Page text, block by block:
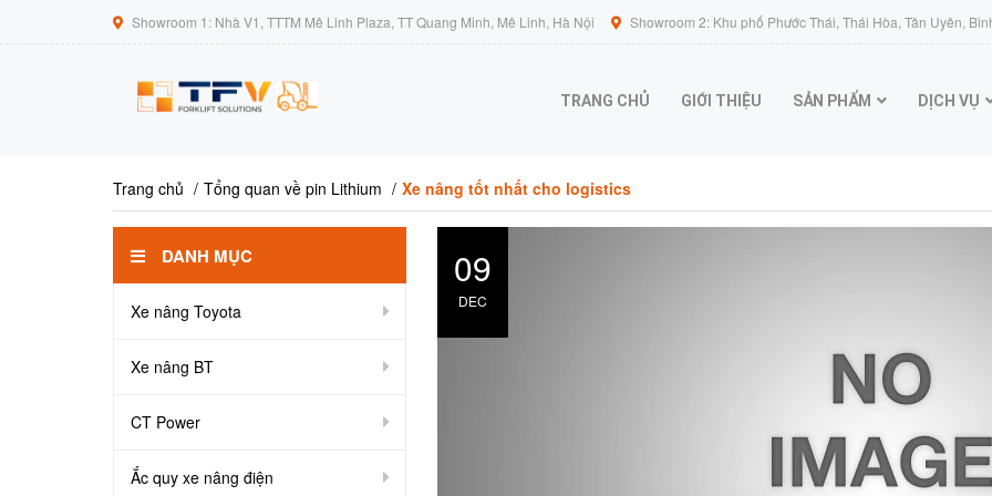
Showroom 1: Nhà V1, TTTM Mê Linh Plaza, TT Quang Minh, Mê Linh, Hà Nội Showroom 2: Khu phố Phước Thái, Thái Hòa, Tân Uyên,
TRANG CHỦ GIỚI THIỆU SẢN PHẨM DỊCH VỤ
Trang chủ Tổng quan về pin Lithium Xe nâng tốt nhất cho logistics
DANH MỤC
Xe nâng Toyota
Xe nâng BT
CT Power
Ắc quy xe nâng điện
09
DEC